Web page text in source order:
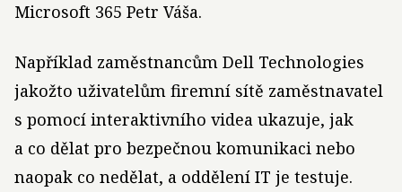
Microsoft 365 Petr Váša.
Například zaměstnancům Dell Technologies
jakožto uživatelům firemní sítě zaměstnavatel
s pomocí interaktivního videa ukazuje, jak
a co dělat pro bezpečnou komunikaci nebo
naopak co nedělat, a oddělení IT je testuje.